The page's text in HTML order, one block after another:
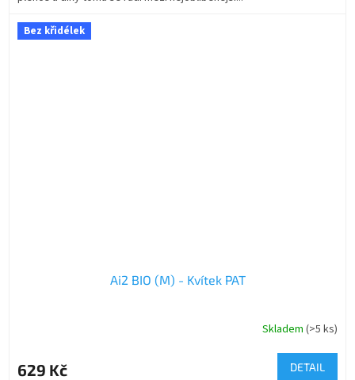
Bez křidélek
Ai2 BIO (M) - Kvítek PAT
Skladem (>5 ks)
629 Kč DETAIL